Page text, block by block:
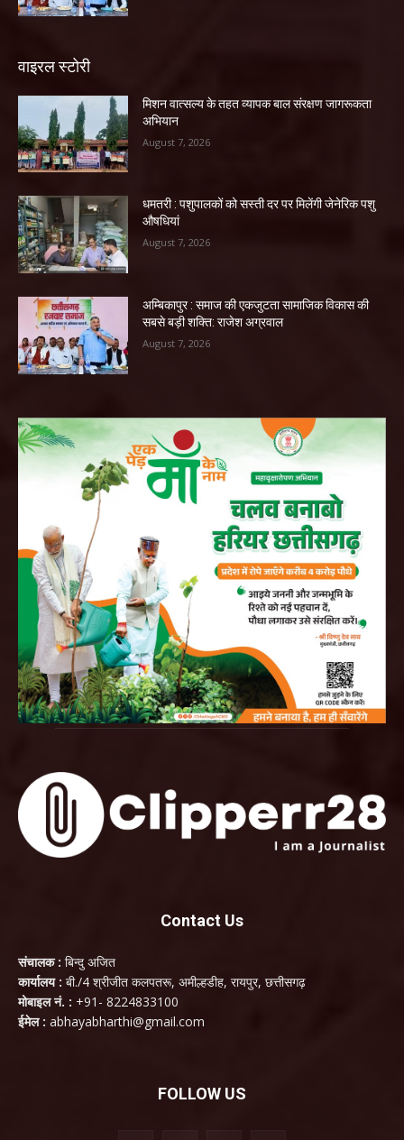
वाइरल स्टोरी
मिशन वात्सल्य के तहत व्यापक बाल संरक्षण जागरूकता
अभियान
August 7, 2026
धमतरी : पशुपालकों को सस्ती दर पर मिलेंगी जेनेरिक पशु
औषधियां
August 7, 2026
अम्बिकापुर : समाज की एकजुटता सामाजिक विकास की
सबसे बड़ी शक्ति: राजेश अग्रवाल
August 7, 2026
Contact Us
संचालक : बिन्दु अजित
कार्यालय : बी./4 श्रीजीत कलपतरू, अमील्हडीह, रायपुर, छत्तीसगढ़
मोबाइल नं. : +91- 8224833100
ईमेल : abhayabharthi@gmail.com
FOLLOW US